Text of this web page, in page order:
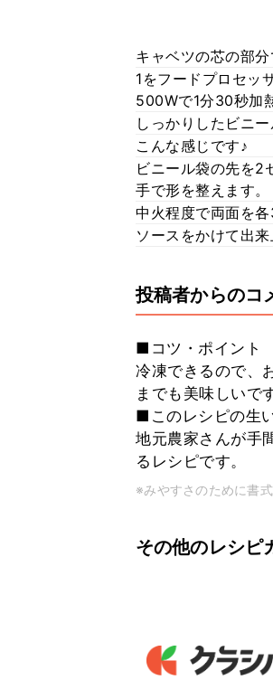
キャベツの芯の部
1をフードプロセッ
500Wで1分30秒加
しっかりしたビニ
こんな感じです♪
ビニール袋の先を2
手で形を整えます。
中火程度で両面を
ソースをかけて出
投稿者からのコ
■コツ・ポイント
冷凍できるので、
までも美味しいで
■このレシピの生
地元農家さんが手
るレシピです。
※みやすさのために書
その他のレシピ